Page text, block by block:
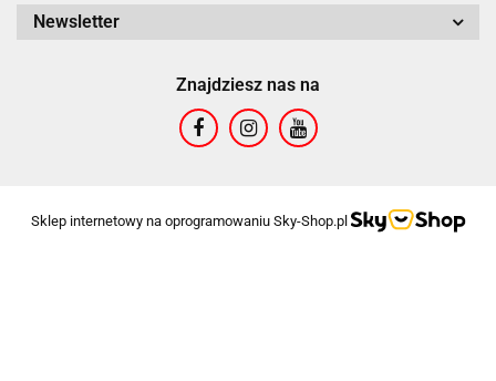
Newsletter
Znajdziesz nas na
Sklep internetowy na oprogramowaniu Sky-Shop.pl